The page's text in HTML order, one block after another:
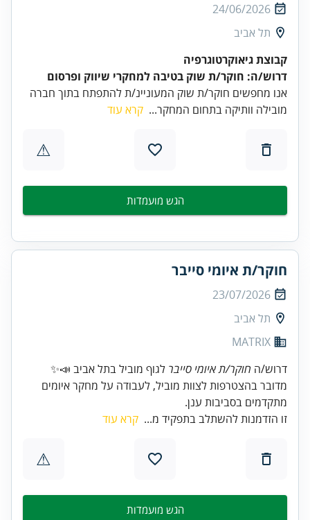
24/06/2026
תל אביב
קבוצת גיאוקרטוגרפיה
דרוש/ה: חוקר/ת שוק בטיבה למחקרי שיווק ופרסום
אנו מחפשים חוקר/ת שוק המעוניינ/ת להתפתח בתוך חברה
מובילה וותיקה בתחום המחקר... קרא עוד
⚠
הגש מועמדות
חוקר/ת איומי סייבר
23/07/2026
תל אביב
MATRIX
דרוש/ה חוקר/ת איומי סייבר
מדובר בהצטרפות לצוות מוביל, לעבודה על מחקר איומים
מתקדמים בסביבות ענן.
זו הזדמנות להשתלב בתפקיד מ... קרא עוד
⚠
הגש מועמדות